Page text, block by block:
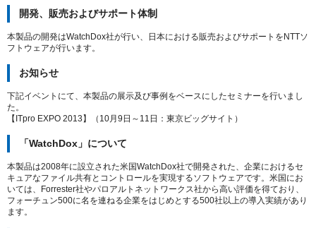
開発、販売およびサポート体制
本製品の開発はWatchDox社が行い、日本における販売およびサポートをNTTソ
フトウェアが行います。
お知らせ
下記イベントにて、本製品の展示及び事例をベースにしたセミナーを行いまし
た。
【ITpro EXPO 2013】（10月9日～11日：東京ビッグサイト）
「WatchDox」について
本製品は2008年に設立された米国WatchDox社で開発された、企業におけるセ
キュアなファイル共有とコントロールを実現するソフトウェアです。米国にお
いては、Forrester社やパロアルトネットワークス社から高い評価を得ており、
フォーチュン500に名を連ねる企業をはじめとする500社以上の導入実績があり
ます。